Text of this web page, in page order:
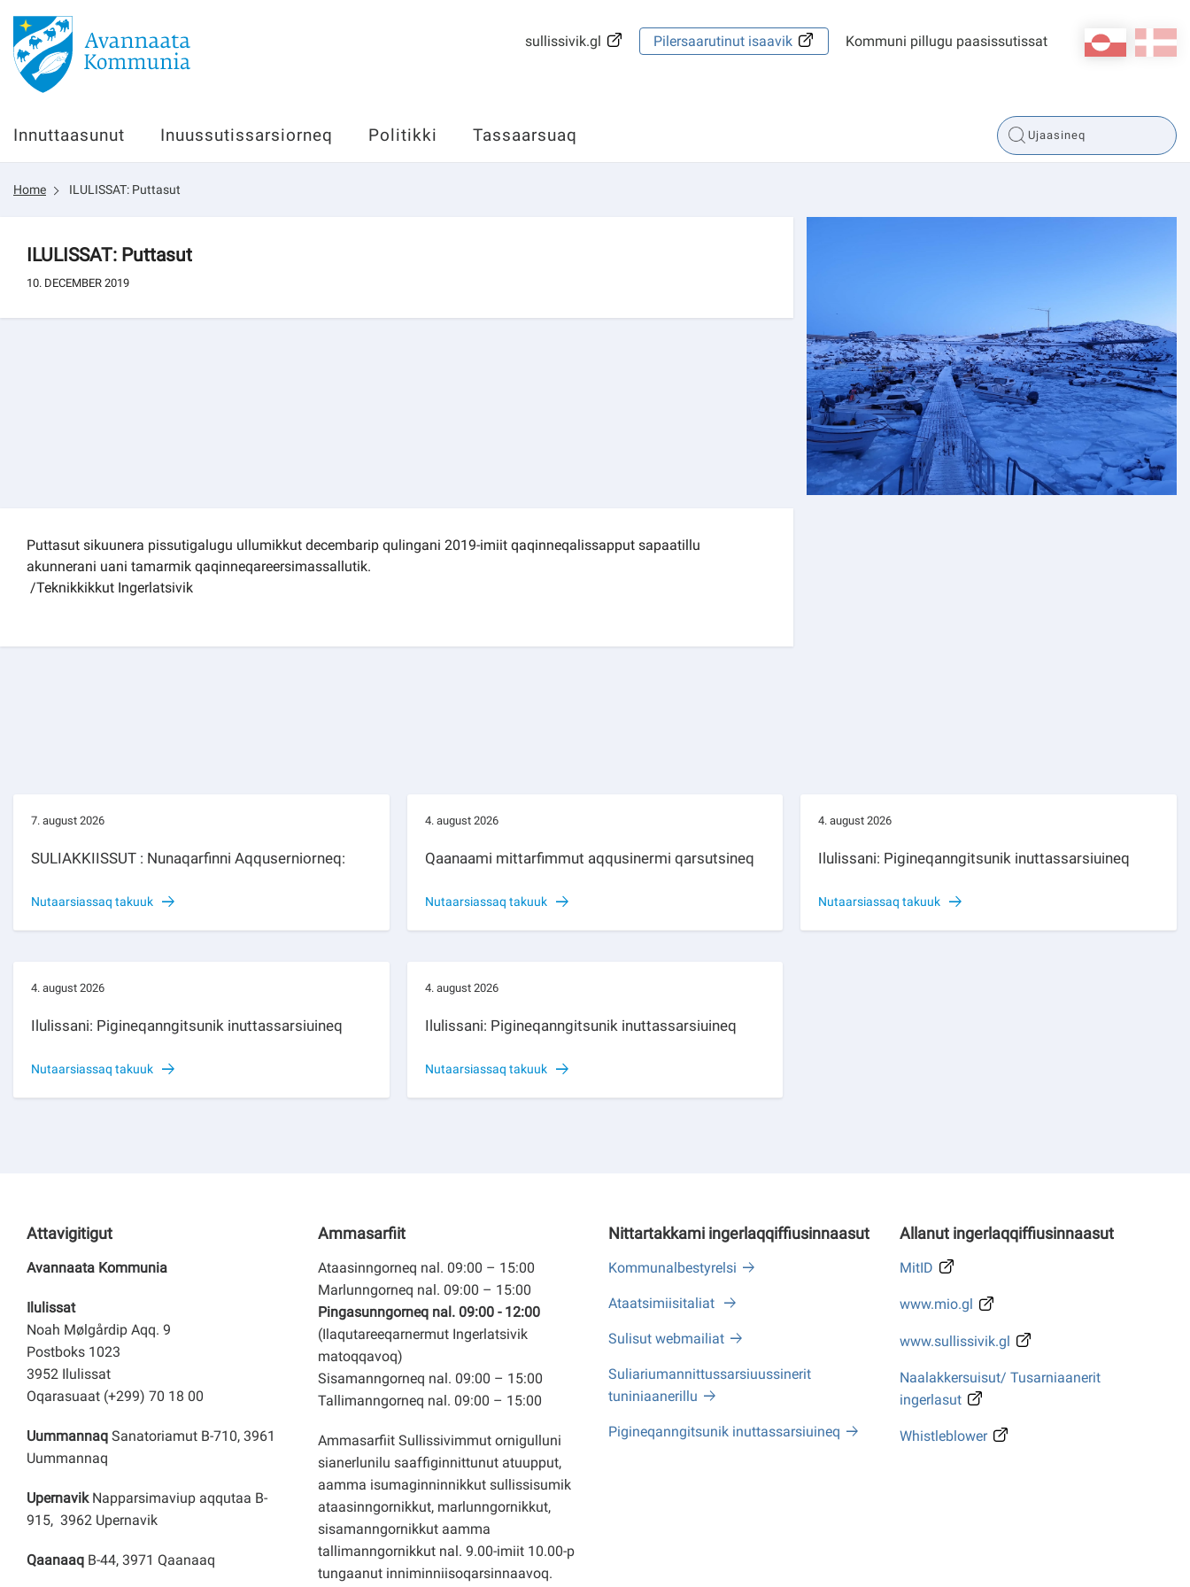
Innuttaasunut
Inuussutissarsiorneq
Politikki
Tassaarsuaq
da
kl-GL
sullissivik.gl Pilersaarutinut isaavik Kommuni pillugu paasissutissat
Innuttaasunut Inuussutissarsiorneq Politikki Tassaarsuaq
Home ILULISSAT: Puttasut
ILULISSAT: Puttasut
10. DECEMBER 2019
Puttasut sikuunera pissutigalugu ullumikkut decembarip qulingani 2019-imiit qaqinneqalissapput sapaatillu
akunnerani uani tamarmik qaqinneqareersimassallutik.
/Teknikkikkut Ingerlatsivik
7. august 2026
SULIAKKIISSUT : Nunaqarfinni Aqquserniorneq:
Nutaarsiassaq takuuk
4. august 2026
Qaanaami mittarfimmut aqqusinermi qarsutsineq
Nutaarsiassaq takuuk
4. august 2026
Ilulissani: Pigineqanngitsunik inuttassarsiuineq
Nutaarsiassaq takuuk
4. august 2026
Ilulissani: Pigineqanngitsunik inuttassarsiuineq
Nutaarsiassaq takuuk
4. august 2026
Ilulissani: Pigineqanngitsunik inuttassarsiuineq
Nutaarsiassaq takuuk
Attavigitigut
Avannaata Kommunia
Ilulissat
Noah Mølgårdip Aqq. 9
Postboks 1023
3952 Ilulissat
Oqarasuaat (+299) 70 18 00
Uummannaq Sanatoriamut B-710, 3961
Uummannaq
Upernavik Napparsimaviup aqqutaa B-
915, 3962 Upernavik
Qaanaaq B-44, 3971 Qaanaaq
Ammasarfiit
Ataasinngorneq nal. 09:00 – 15:00
Marlunngorneq nal. 09:00 – 15:00
Pingasunngorneq nal. 09:00 - 12:00
(Ilaqutareeqarnermut Ingerlatsivik
matoqqavoq)
Sisamanngorneq nal. 09:00 – 15:00
Tallimanngorneq nal. 09:00 – 15:00
Ammasarfiit Sullissivimmut ornigulluni
sianerlunilu saaffiginnittunut atuupput,
aamma isumaginninnikkut sullissisumik
ataasinngornikkut, marlunngornikkut,
sisamanngornikkut aamma
tallimanngornikkut nal. 9.00-imiit 10.00-p
tungaanut inniminniisoqarsinnaavoq.
Nittartakkami ingerlaqqiffiusinnaasut
Kommunalbestyrelsi
Ataatsimiisitaliat
Sulisut webmailiat
Suliariumannittussarsiuussinerit
tuniniaanerillu
Pigineqanngitsunik inuttassarsiuineq
Allanut ingerlaqqiffiusinnaasut
MitID
www.mio.gl
www.sullissivik.gl
Naalakkersuisut/ Tusarniaanerit
ingerlasut
Whistleblower